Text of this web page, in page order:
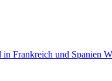
Frankreich und Spanien